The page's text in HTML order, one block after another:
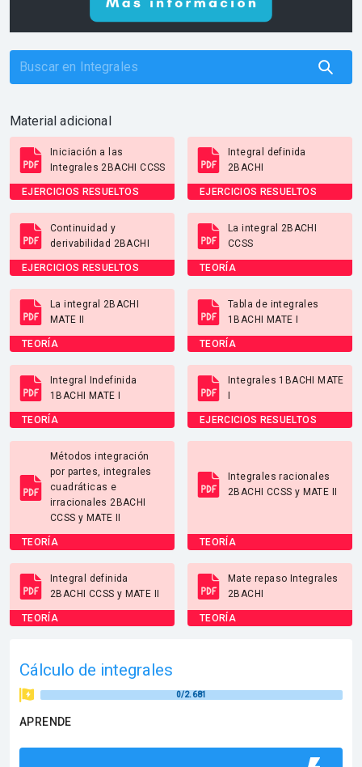
Material adicional
Iniciación a las
Integrales 2BACHI CCSS
EJERCICIOS RESUELTOS
Integral definida
2BACHI
EJERCICIOS RESUELTOS
Continuidad y
derivabilidad 2BACHI
EJERCICIOS RESUELTOS
La integral 2BACHI
CCSS
TEORÍA
La integral 2BACHI
MATE II
TEORÍA
Tabla de integrales
1BACHI MATE I
TEORÍA
Integral Indefinida
1BACHI MATE I
TEORÍA
Integrales 1BACHI MATE
EJERCICIOS RESUELTOS
Métodos integración
por partes, integrales
cuadráticas e
irracionales 2BACHI
CCSS y MATE II
TEORÍA
Integrales racionales
2BACHI CCSS y MATE II
TEORÍA
Integral definida
2BACHI CCSS y MATE II
TEORÍA
Mate repaso Integrales
2BACHI
TEORÍA
Cálculo de integrales
0/2.681
APRENDE